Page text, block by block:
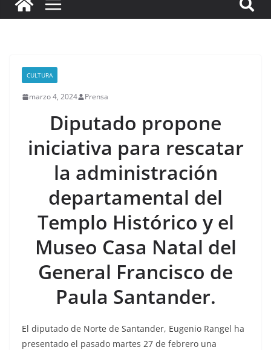
CULTURA
marzo 4, 2024 Prensa
Diputado propone
iniciativa para rescatar
la administración
departamental del
Templo Histórico y el
Museo Casa Natal del
General Francisco de
Paula Santander.
El diputado de Norte de Santander, Eugenio Rangel ha
presentado el pasado martes 27 de febrero una